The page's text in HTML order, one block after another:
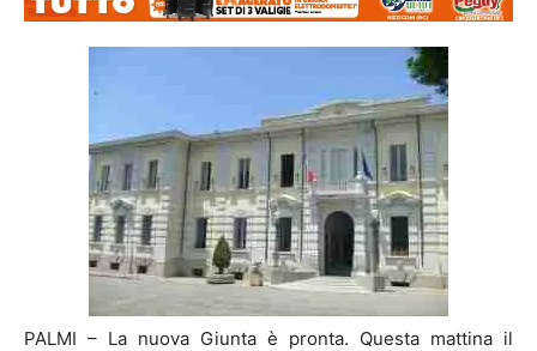
PALMI – La nuova Giunta è pronta. Questa mattina il